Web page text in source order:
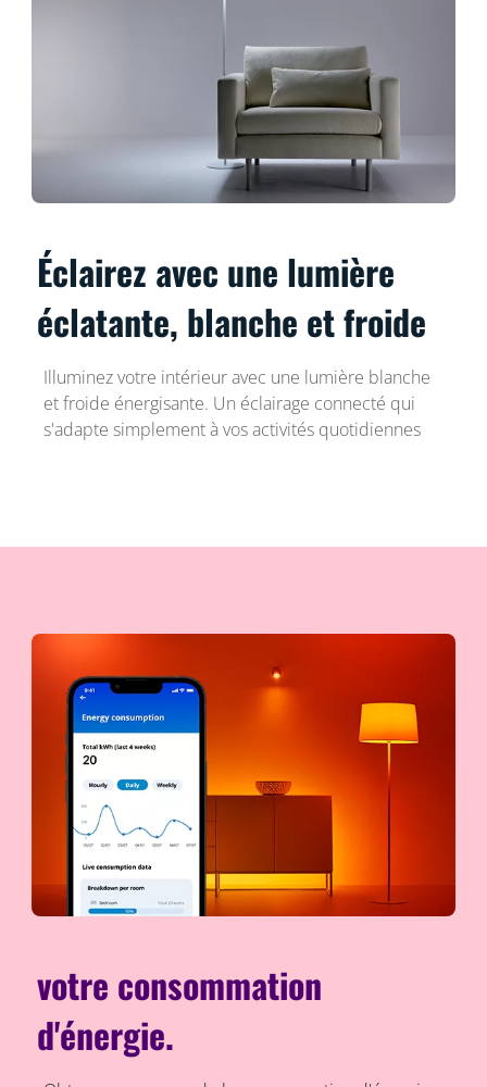
Éclairez avec une lumière
éclatante, blanche et froide
Illuminez votre intérieur avec une lumière blanche
et froide énergisante. Un éclairage connecté qui
s'adapte simplement à vos activités quotidiennes
votre consommation
d'énergie.